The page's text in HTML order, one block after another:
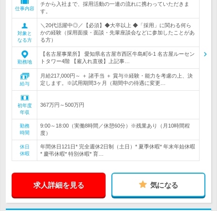
仕事内容
チから入社まで、採用活動の一連の流れに携わっていただきま
す。
対象と
なる方
＼20代活躍中◎／【必須】◆大卒以上 ◆「採用」に関わる何ら
かの経験（採用面接・面談・先輩座談会などに参加したことがあ
る方）
勤務地
【名古屋事業所】 愛知県名古屋市西区牛島町6-1 名古屋ルーセン
トタワー4階 【雇入れ直後】上記事…
給与
月給217,000円～ ＋ 諸手当 ＋ 賞与※経験・能力を考慮の上、決
定します。※試用期間3ヶ月（期間中の待遇に変更…
初年度
年収
367万円～500万円
勤務
時間
9:00～18:00（実働8時間／休憩60分）※残業あり（月10時間程
度）
休日
休暇
年間休日121日* 完全週休2日制（土日）* 夏季休暇* 年末年始休暇
* 慶弔休暇* 特別休暇* 育…
求人詳細を見る 気になる